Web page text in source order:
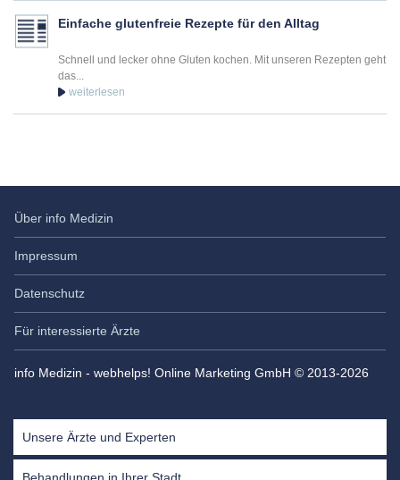
Einfache glutenfreie Rezepte für den Alltag
Schnell und lecker ohne Gluten kochen. Mit unseren Rezepten geht
das...
Über info Medizin
Impressum
Datenschutz
Für interessierte Ärzte
info Medizin - webhelps! Online Marketing GmbH © 2013-2026
Unsere Ärzte und Experten